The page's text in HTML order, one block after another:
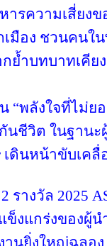
รความเสี่ยงข
มือง ชวนคนใ
ำบทบาทเคีย
“พลังใจที่ไม่
นชีวิต ในฐาน
เดินหน้าขับเคลื่
างวัล 2025
ข็งแกร่งของผู้
นยิ่งใหญ่ฉลอ